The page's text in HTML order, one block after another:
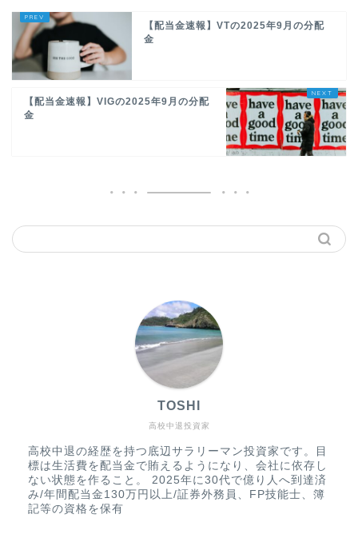
【配当金速報】VTの2025年9月の分配
金
【配当金速報】VIGの2025年9月の分配
金
高校中退投資家
TOSHI
高校中退の経歴を持つ底辺サラリーマン投資家です。目
標は生活費を配当金で賄えるようになり、会社に依存し
ない状態を作ること。 2025年に30代で億り人へ到達済
み/年間配当金130万円以上/証券外務員、FP技能士、簿
記等の資格を保有